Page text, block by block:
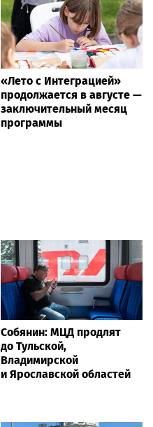
«Лето с Интеграцией»
продолжается в августе —
заключительный месяц
программы
Собянин: МЦД продлят
до Тульской,
Владимирской
и Ярославской областей